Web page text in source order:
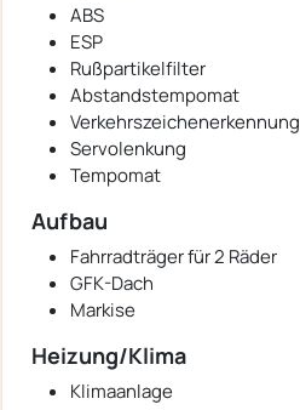
ABS
ESP
Rußpartikelfilter
Abstandstempomat
Verkehrszeichenerkennung
Servolenkung
Tempomat
Aufbau
Fahrradträger für 2 Räder
GFK-Dach
Markise
Heizung/Klima
Klimaanlage